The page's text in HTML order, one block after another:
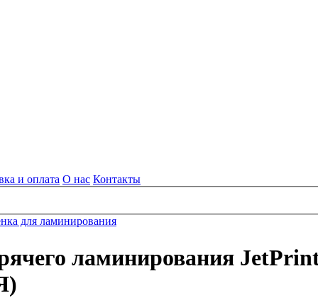
и оплата О нас Контакты
для ламинирования
ламинирования